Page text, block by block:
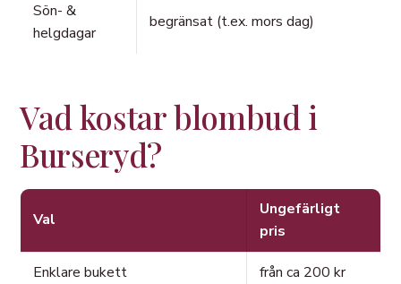
Sön- &
helgdagar
begränsat (t.ex. mors dag)
Vad kostar blombud i
Burseryd?
Val
Ungefärligt
pris
Enklare bukett från ca 200 kr